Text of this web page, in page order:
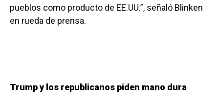
pueblos como producto de EE.UU.”, señaló Blinken
en rueda de prensa.
Trump y los republicanos piden mano dura